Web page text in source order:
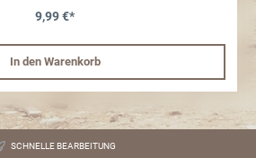
9,99 €*
In den Warenkorb
SCHNELLE BEARBEITUNG